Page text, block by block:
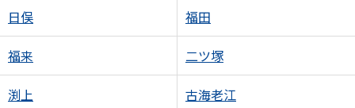
日俣 福田
福来 二ツ塚
渕上 古海老江